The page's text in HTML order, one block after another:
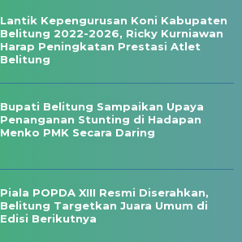
Lantik Kepengurusan Koni Kabupaten
Belitung 2022-2026, Ricky Kurniawan
Harap Peningkatan Prestasi Atlet
Belitung
Bupati Belitung Sampaikan Upaya
Penanganan Stunting di Hadapan
Menko PMK Secara Daring
Piala POPDA XIII Resmi Diserahkan,
Belitung Targetkan Juara Umum di
Edisi Berikutnya